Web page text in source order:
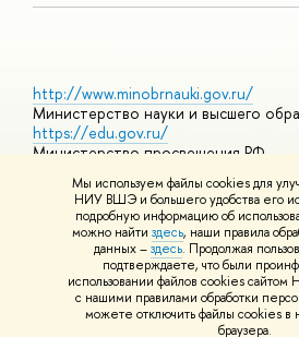
Мы используем файлы cookies для
НИУ ВШЭ и большего удобства его
подробную информацию об
можно найти здесь, наши правила
данных –здесь. Продолжая
подтверждаете, что были
использовании файлов cookies
с нашими правилами обработки
можете отключить файлы cookies в
браузера.
http://www.minobrnauki.gov.ru/
Министерство науки и высшего
https://edu.gov.ru/
Министерство просвещения РФ
https://elearning.hse.ru/mooc
Массовые открытые онлайн-курсы
© НИУ ВШЭ 1993–2026 Адреса и
использования материалов Политика
Шрифты HSE Sans и HSE Slab